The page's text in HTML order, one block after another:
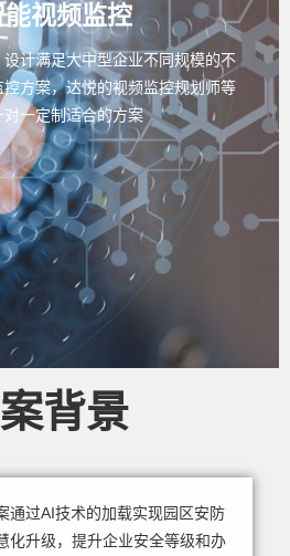
视频监控
计满足大中型企业不同规模的不
方案，达悦的视频监控规划师等
对一定制适合的方案
背景
通过AI技术的加载实现园区安防
化升级，提升企业安全等级和办